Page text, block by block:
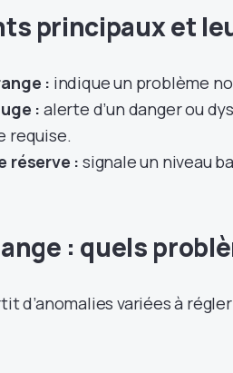
principaux et
: indique un problème
: alerte d’un danger ou
requise.
réserve : signale un niveau
: quels
d’anomalies variées à